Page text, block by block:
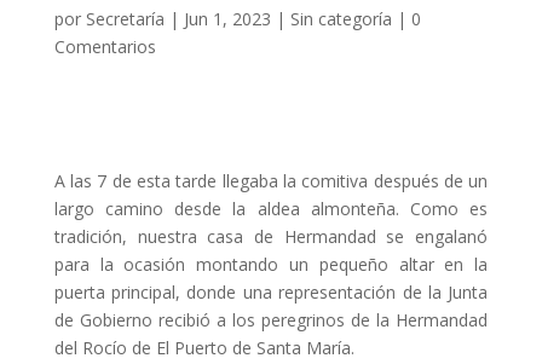
por Secretaría | Jun 1, 2023 | Sin categoría | 0
Comentarios
A las 7 de esta tarde llegaba la comitiva después de un
largo camino desde la aldea almonteña. Como es
tradición, nuestra casa de Hermandad se engalanó
para la ocasión montando un pequeño altar en la
puerta principal, donde una representación de la Junta
de Gobierno recibió a los peregrinos de la Hermandad
del Rocío de El Puerto de Santa María.